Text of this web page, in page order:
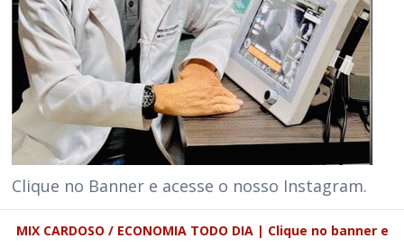
Clique no Banner e acesse o nosso Instagram.
MIX CARDOSO / ECONOMIA TODO DIA | Clique no banner e